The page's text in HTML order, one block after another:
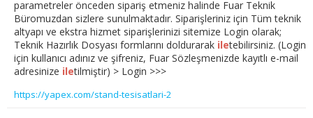
parametreler önceden sipariş etmeniz halinde Fuar Teknik
Büromuzdan sizlere sunulmaktadır. Siparişleriniz için Tüm teknik
altyapı ve ekstra hizmet siparişlerinizi sitemize Login olarak;
Teknik Hazırlık Dosyası formlarını doldurarak iletebilirsiniz. (Login
için kullanıcı adınız ve şifreniz, Fuar Sözleşmenizde kayıtlı e-mail
adresinize iletilmiştir) > Login >>>
https://yapex.com/stand-tesisatlari-2